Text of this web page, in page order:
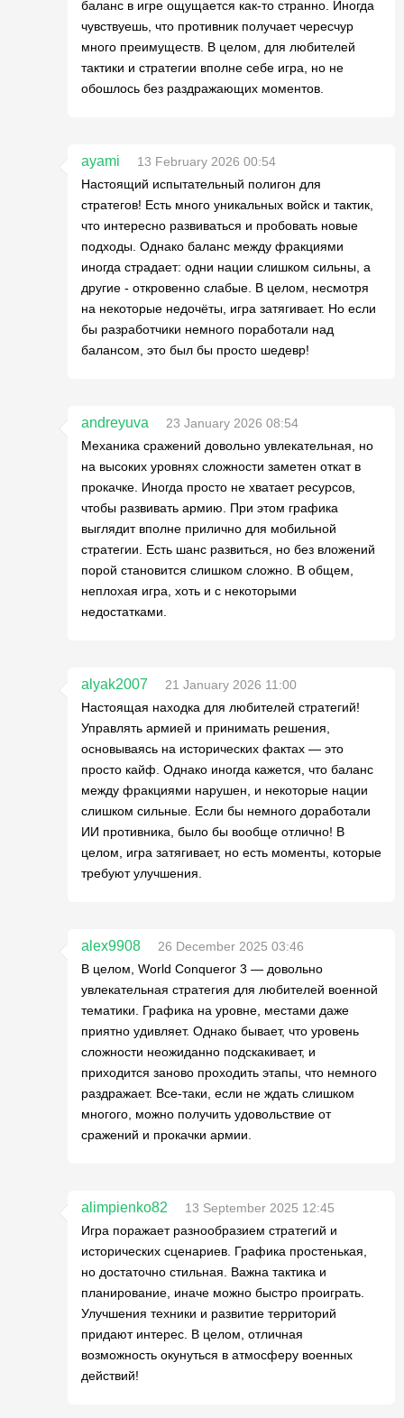
баланс в игре ощущается как-то странно. Иногда
чувствуешь, что противник получает чересчур
много преимуществ. В целом, для любителей
тактики и стратегии вполне себе игра, но не
обошлось без раздражающих моментов.
ayami
13 February 2026 00:54
Настоящий испытательный полигон для
стратегов! Есть много уникальных войск и тактик,
что интересно развиваться и пробовать новые
подходы. Однако баланс между фракциями
иногда страдает: одни нации слишком сильны, а
другие - откровенно слабые. В целом, несмотря
на некоторые недочёты, игра затягивает. Но если
бы разработчики немного поработали над
балансом, это был бы просто шедевр!
andreyuva
23 January 2026 08:54
Механика сражений довольно увлекательная, но
на высоких уровнях сложности заметен откат в
прокачке. Иногда просто не хватает ресурсов,
чтобы развивать армию. При этом графика
выглядит вполне прилично для мобильной
стратегии. Есть шанс развиться, но без вложений
порой становится слишком сложно. В общем,
неплохая игра, хоть и с некоторыми
недостатками.
alyak2007
21 January 2026 11:00
Настоящая находка для любителей стратегий!
Управлять армией и принимать решения,
основываясь на исторических фактах — это
просто кайф. Однако иногда кажется, что баланс
между фракциями нарушен, и некоторые нации
слишком сильные. Если бы немного доработали
ИИ противника, было бы вообще отлично! В
целом, игра затягивает, но есть моменты, которые
требуют улучшения.
alex9908
26 December 2025 03:46
В целом, World Conqueror 3 — довольно
увлекательная стратегия для любителей военной
тематики. Графика на уровне, местами даже
приятно удивляет. Однако бывает, что уровень
сложности неожиданно подскакивает, и
приходится заново проходить этапы, что немного
раздражает. Все-таки, если не ждать слишком
многого, можно получить удовольствие от
сражений и прокачки армии.
alimpienko82
13 September 2025 12:45
Игра поражает разнообразием стратегий и
исторических сценариев. Графика простенькая,
но достаточно стильная. Важна тактика и
планирование, иначе можно быстро проиграть.
Улучшения техники и развитие территорий
придают интерес. В целом, отличная
возможность окунуться в атмосферу военных
действий!